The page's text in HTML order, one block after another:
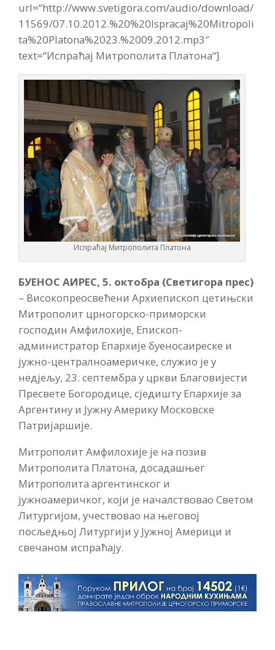
url=“http://www.svetigora.com/audio/download/
11569/07.10.2012.%20%20Ispracaj%20Mitropoli
ta%20Platona%2023.%2009.2012.mp3″
text=“Испраћај Митрополита Платона“]
Испраћај Митрополита Платона
БУЕНОС АИРЕС, 5. октобра (Светигора прес)
– Високопреосвећени Архиепископ цетињски
Митрополит црногорско-приморски
господин Амфилохије, Епископ-
администратор Епархије буеносаиреске и
јужно-централноамеричке, служио је у
недјељу, 23. септембра у цркви Благовијести
Пресвете Богородице, сједишту Епархије за
Аргентину и Јужну Америку Московске
Патријаршије.
Митрополит Амфилохије је на позив
Митрополита Платона, досадашњег
Митрополита аргентинског и
јужноамеричког, који је началствовао Светом
Литургијом, учествовао на његовој
посљедњој Литургији у Јужној Америци и
свечаном испраћају.